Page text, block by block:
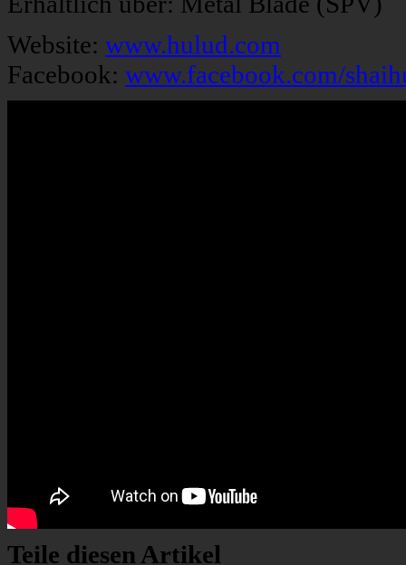
Website: www.hulud.com
Facebook: www.facebook.com/
Teile diesen Artikel